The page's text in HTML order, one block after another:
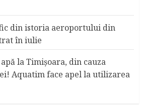
din istoria aeroportului din
în iulie
la Timişoara, din cauza
Aquatim face apel la utilizarea